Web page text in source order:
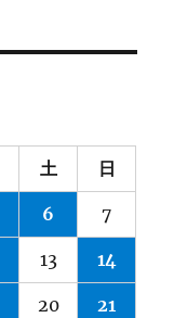
土 日
6 7
13 14
20 21